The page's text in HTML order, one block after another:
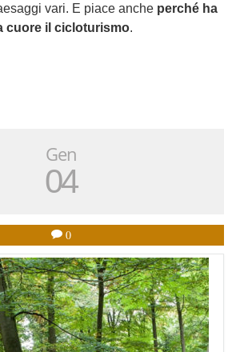
vari. E piace anche perché ha
cuore il cicloturismo.
Gen
04
0